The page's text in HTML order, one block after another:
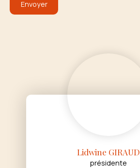
Envoyer
Lidwine GIRAUD
présidente